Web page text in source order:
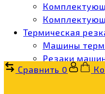
Сравнить 0
Термическая
Машины
Резаки
Запасные